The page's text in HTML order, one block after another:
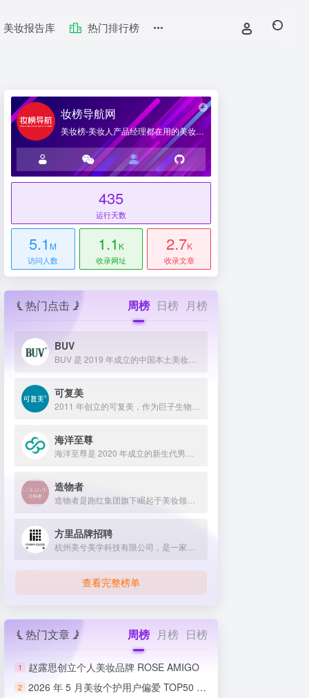
美妆报告库 热门排行榜
妆榜导航网
美妆榜-美妆人产品经理都在用的美妆产业导航网站
435
运行天数
5.1 M
访问人数
1.1 K
收录网址
2.7K
收录文章
热门点击 周榜 日榜 月榜
BUV
可复美
海洋至尊
造物者
方里品牌招聘
查看完整榜单
热门文章 周榜 月榜 日榜
1 赵露思创立个人美妆品牌 ROSE AMIGO
2 2026 年 5 月美妆个护用户偏爱 TOP50 榜单出炉